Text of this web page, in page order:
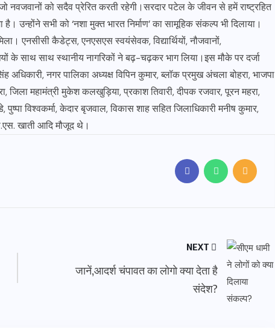
नवजवानों को सदैव प्रेरित करती रहेगी।सरदार पटेल के जीवन से हमें राष्ट्रहित
सभी को ‘नशा मुक्त भारत निर्माण’ का सामूहिक संकल्प भी दिलाया।
एनसीसी कैडेट्स, एनएसएस स्वयंसेवक, विद्यार्थियों, नौजवानों,
के साथ साथ स्थानीय नागरिकों ने बढ़-चढ़कर भाग लिया।इस मौके पर दर्जा
अधिकारी, नगर पालिका अध्यक्ष विपिन कुमार, ब्लॉक प्रमुख अंचला बोहरा, भाजपा
जिला महामंत्री मुकेश कलखुड़िया, प्रकाश तिवारी, दीपक रजवार, पूरन महरा,
विश्वकर्मा, केदार बृजवाल, विकास शाह सहित जिलाधिकारी मनीष कुमार,
खाती आदि मौजूद थे।
NEXT
जानें,आदर्श चंपावत का लोगो क्या देता है
संदेश?